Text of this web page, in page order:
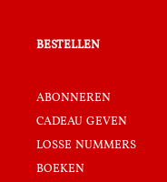
bestellen
abonneren
cadeau geven
losse nummers
boeken